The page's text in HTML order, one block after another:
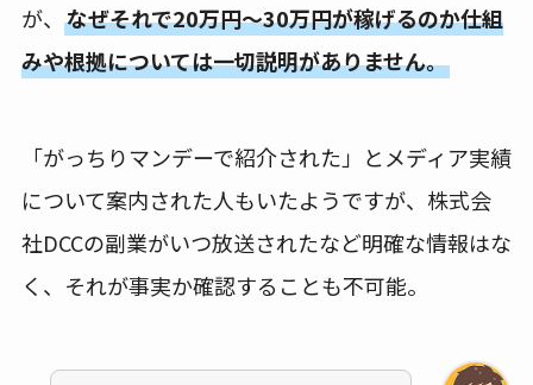
が、 なぜそれで20万円～30万円が稼げるのか仕組
みや根拠については一切説明がありません。
「がっちりマンデーで紹介された」とメディア実績
について案内された人もいたようですが、株式会
社DCCの副業がいつ放送されたなど明確な情報はな
く、それが事実か確認することも不可能。